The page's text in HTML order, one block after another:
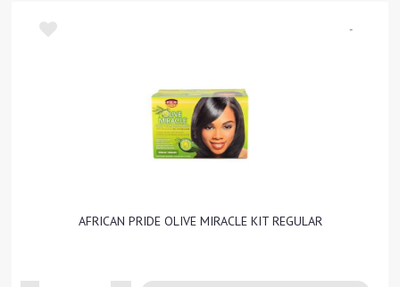
-
AFRICAN PRIDE OLIVE MIRACLE KIT REGULAR